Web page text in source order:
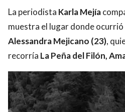
La periodista Karla Mejía
muestra el lugar donde
Alessandra Mejicano (23),
recorría La Peña del Filón,